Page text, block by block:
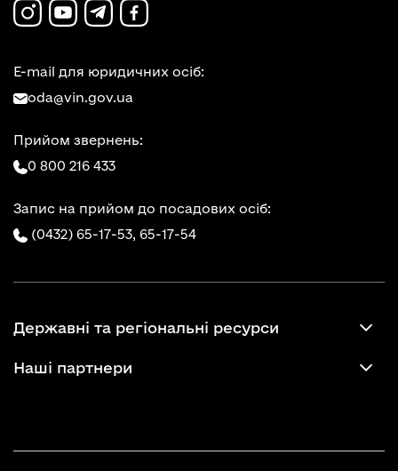
E-mail для юридичних осіб:
oda@vin.gov.ua
Прийом звернень:
0 800 216 433
Запис на прийом до посадових осіб:
(0432) 65-17-53, 65-17-54
Державні та регіональні ресурси
Наші партнери